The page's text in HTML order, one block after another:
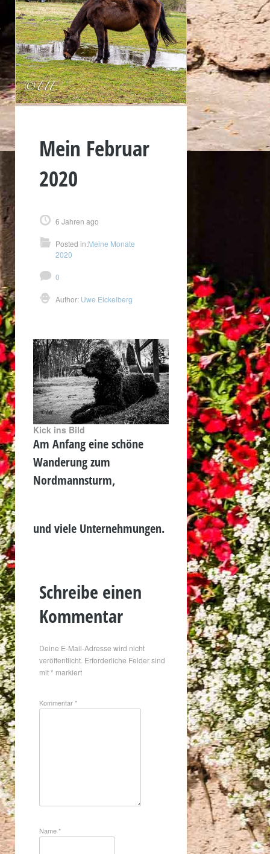
Mein Februar
2020
6 Jahren ago
Posted in:Meine Monate
2020
0
Author: Uwe Eickelberg
Kick ins Bild
Am Anfang eine schöne
Wanderung zum
Nordmannsturm,
und viele Unternehmungen.
Schreibe einen
Kommentar
Deine E-Mail-Adresse wird nicht
veröffentlicht. Erforderliche Felder sind
mit* markiert
Kommentar*
Name*